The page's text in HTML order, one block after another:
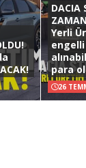
DACIA
Yerli
para
26